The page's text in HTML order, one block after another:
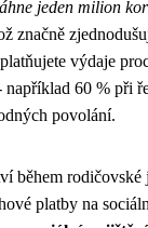
jeden milion
značně
výdaje
například 60 % při
povolání.
během rodičovské
platby na